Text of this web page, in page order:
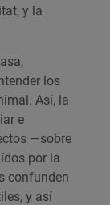
y la
los
Así, la
e
—sobre
por la
confunden
y así